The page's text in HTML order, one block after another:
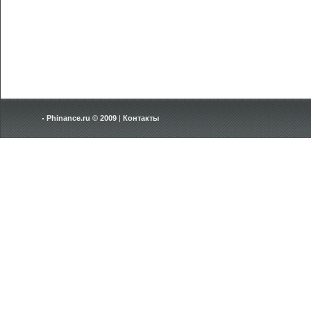
Phinance.ru © 2009 | Контакты